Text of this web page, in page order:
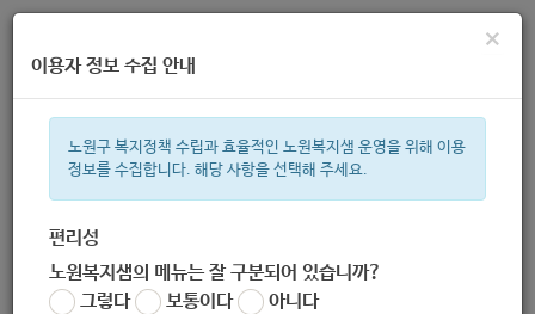
주간 인기검색어
한눈으로 보는 복지 정보
×
이용자 정보 수집 안내
노원구 복지정책 수립과 효율적인 노원복지샘 운영을 위해 이용
정보를 수집합니다. 해당 사항을 선택해 주세요.
편리성
노원복지샘의 메뉴는 잘 구분되어 있습니까?
그렇다
보통이다 아니다